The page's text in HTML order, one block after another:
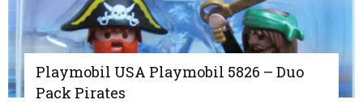
Playmobil USA Playmobil 5826 – Duo
Pack Pirates